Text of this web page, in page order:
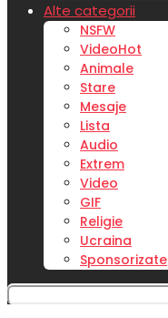
Alte categorii
NSFW
VideoHot
Animale
Stare
Mesaje
Lista
Audio
Extrem
Video
GIF
Religie
Ucraina
Sponsorizate